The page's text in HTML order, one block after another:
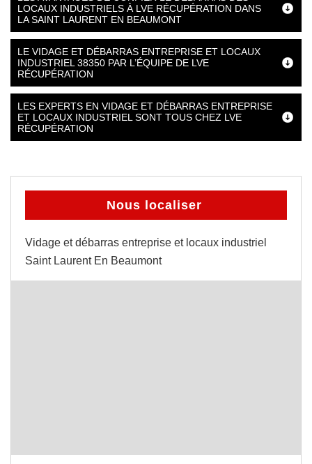
LOCAUX INDUSTRIELS À LVE RÉCUPÉRATION DANS
LA SAINT LAURENT EN BEAUMONT
LE VIDAGE ET DÉBARRAS ENTREPRISE ET LOCAUX
INDUSTRIEL 38350 PAR L’ÉQUIPE DE LVE
RÉCUPÉRATION
LES EXPERTS EN VIDAGE ET DÉBARRAS ENTREPRISE
ET LOCAUX INDUSTRIEL SONT TOUS CHEZ LVE
RÉCUPÉRATION
Nous localiser
Vidage et débarras entreprise et locaux industriel
Saint Laurent En Beaumont